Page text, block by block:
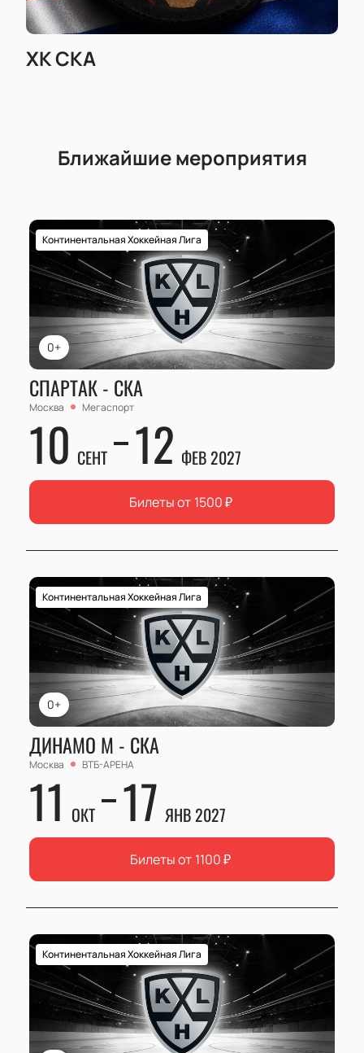
ХК СКА
Ближайшие мероприятия
0+
Континентальная Хоккейная Лига
СПАРТАК - СКА
Москва Мегаспорт
10 СЕНТ 12 ФЕВ 2027
Билеты от 1500₽
0+
Континентальная Хоккейная Лига
ДИНАМО М - СКА
Москва ВТБ-АРЕНА
11 ОКТ 17 ЯНВ 2027
Билеты от 1100₽
Континентальная Хоккейная Лига